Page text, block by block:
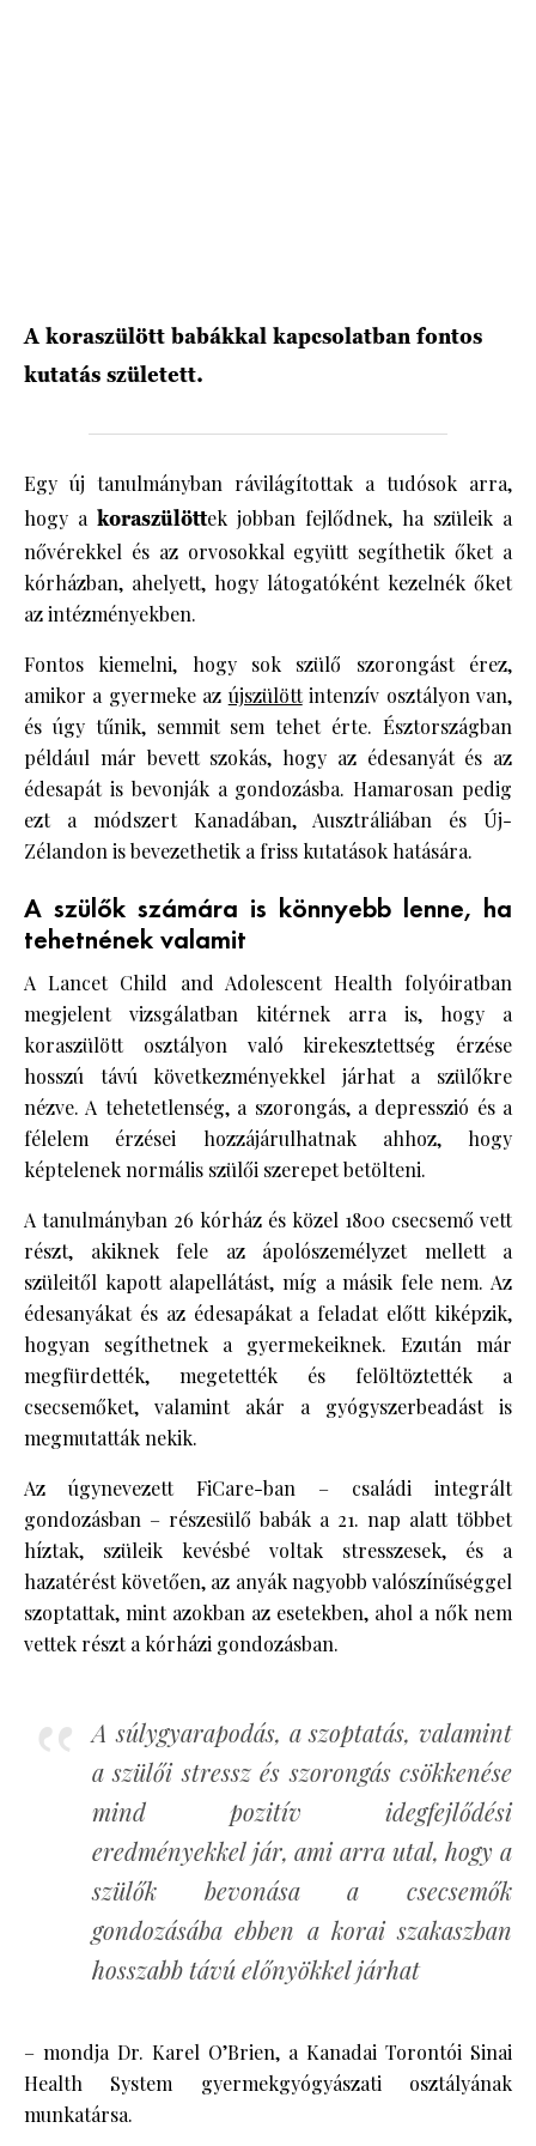
A koraszülött babákkal kapcsolatban fontos
kutatás született.
Egy új tanulmányban rávilágítottak a tudósok arra,
hogy a koraszülöttek jobban fejlődnek, ha szüleik a
nővérekkel és az orvosokkal együtt segíthetik őket a
kórházban, ahelyett, hogy látogatóként kezelnék őket
az intézményekben.
Fontos kiemelni, hogy sok szülő szorongást érez,
amikor a gyermeke az újszülöttintenzív osztályon van,
és úgy tűnik, semmit sem tehet érte. Észtországban
például már bevett szokás, hogy az édesanyát és az
édesapát is bevonják a gondozásba. Hamarosan pedig
ezt a módszert Kanadában, Ausztráliában és Új-
Zélandon is bevezethetik a friss kutatások hatására.
A szülők számára is könnyebb lenne, ha
tehetnének valamit
A Lancet Child and Adolescent Health folyóiratban
megjelent vizsgálatban kitérnek arra is, hogy a
koraszülött osztályon való kirekesztettség érzése
hosszú távú következményekkel járhat a szülőkre
nézve. A tehetetlenség, a szorongás, a depresszió és a
félelem érzései hozzájárulhatnak ahhoz, hogy
képtelenek normális szülői szerepet betölteni.
A tanulmányban 26 kórház és közel 1800 csecsemő vett
részt, akiknek fele az ápolószemélyzet mellett a
szüleitől kapott alapellátást, míg a másik fele nem. Az
édesanyákat és az édesapákat a feladat előtt kiképzik,
hogyan segíthetnek a gyermekeiknek. Ezután már
megfürdették, megetették és felöltöztették a
csecsemőket, valamint akár a gyógyszerbeadást is
megmutatták nekik.
Az úgynevezett FiCare-ban – családi integrált
gondozásban – részesülő babák a 21. nap alatt többet
híztak, szüleik kevésbé voltak stresszesek, és a
hazatérést követően, az anyák nagyobb valószínűséggel
szoptattak, mint azokban az esetekben, ahol a nők nem
vettek részt a kórházi gondozásban.
A súlygyarapodás, a szoptatás, valamint
a szülői stressz és szorongás csökkenése
mind pozitív idegfejlődési
eredményekkel jár, ami arra utal, hogy a
szülők bevonása a csecsemők
gondozásába ebben a korai szakaszban
hosszabb távú előnyökkel járhat
– mondja Dr. Karel O’Brien, a Kanadai Torontói Sinai
Health System gyermekgyógyászati ​​osztályának
munkatársa.